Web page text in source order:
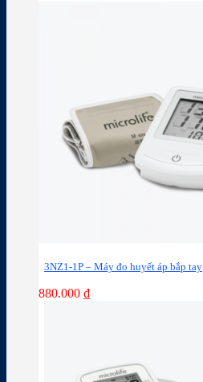
3NZ1-1P – Máy đo huyết áp bắp tay
880.000 ₫